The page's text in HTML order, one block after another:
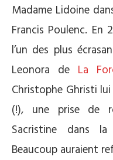
Madame Lidoine
Francis Poulenc. En
l’un des plus
Leonora de La
Christophe Ghristi
(!), une prise de
Sacristine dans la
Beaucoup auraient